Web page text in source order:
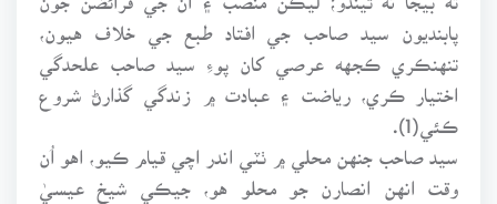
پابنديون سيد صاحب جي افتاد طبع جي خلاف هيون،
تنهنڪري ڪجهه عرصي کان پوءِ سيد صاحب علحدگي
اختيار ڪري، رياضت ۽ عبادت ۾ زندگي گذارڻ شروع
ڪئي(1).
سيد صاحب جنهن محلي ۾ ٺٽي اندر اچي قيام ڪيو، اهو اُن
وقت انهن انصارن جو محلو هو، جيڪي شيخ عيسيٰ